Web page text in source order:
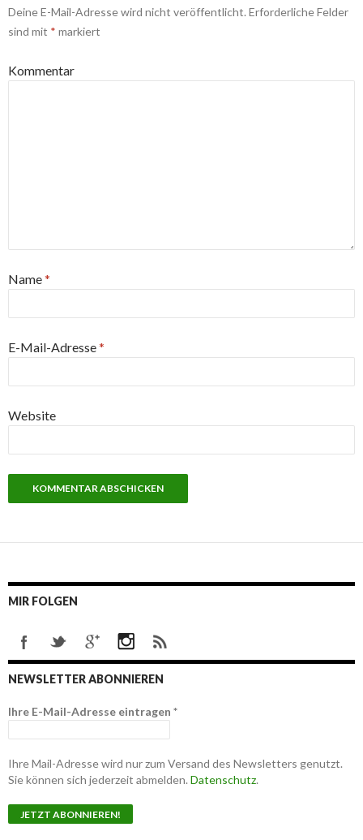
Deine E-Mail-Adresse wird nicht veröffentlicht. Erforderliche Felder
sind mit * markiert
Kommentar
Name*
E-Mail-Adresse*
Website
MIR FOLGEN
NEWSLETTER ABONNIEREN
Ihre E-Mail-Adresse eintragen *
Ihre Mail-Adresse wird nur zum Versand des Newsletters genutzt.
Sie können sich jederzeit abmelden. Datenschutz.